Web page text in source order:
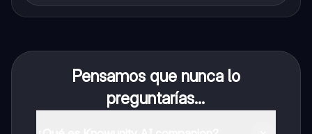
Pensamos que nunca lo
preguntarías...